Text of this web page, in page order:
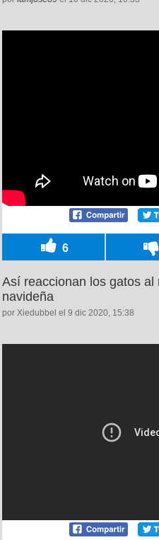
6
Así reaccionan los gatos al
navideña
por Xiedubbel el 9 dic 2020, 15:38